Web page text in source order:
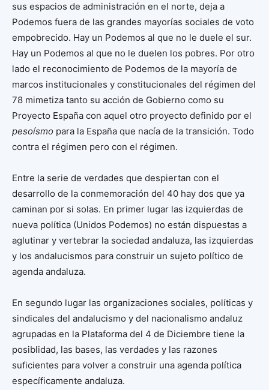
sus espacios de administración en el norte, deja a
Podemos fuera de las grandes mayorías sociales de voto
empobrecido. Hay un Podemos al que no le duele el sur.
Hay un Podemos al que no le duelen los pobres. Por otro
lado el reconocimiento de Podemos de la mayoría de
marcos institucionales y constitucionales del régimen del
78 mimetiza tanto su acción de Gobierno como su
Proyecto España con aquel otro proyecto definido por el
pesoísmo para la España que nacía de la transición. Todo
contra el régimen pero con el régimen.
Entre la serie de verdades que despiertan con el
desarrollo de la conmemoración del 40 hay dos que ya
caminan por si solas. En primer lugar las izquierdas de
nueva política (Unidos Podemos) no están dispuestas a
aglutinar y vertebrar la sociedad andaluza, las izquierdas
y los andalucismos para construir un sujeto político de
agenda andaluza.
En segundo lugar las organizaciones sociales, políticas y
sindicales del andalucismo y del nacionalismo andaluz
agrupadas en la Plataforma del 4 de Diciembre tiene la
posiblidad, las bases, las verdades y las razones
suficientes para volver a construir una agenda política
específicamente andaluza.